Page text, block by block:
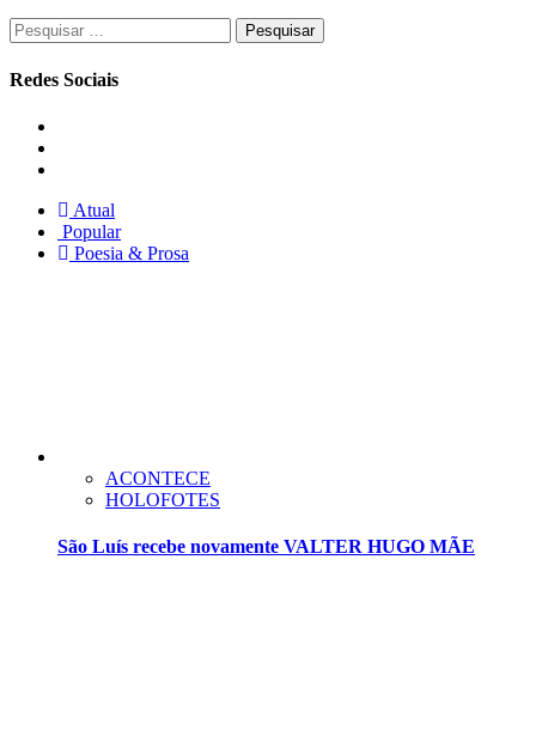
Pesquisar
por:
Redes Sociais
Atual
Popular
Poesia & Prosa
ACONTECE
HOLOFOTES
São Luís recebe novamente VALTER HUGO MÃE